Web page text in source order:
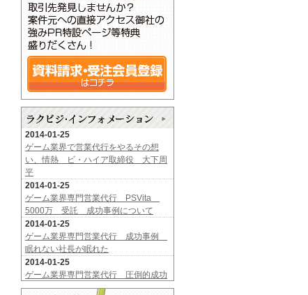
2014-01-25
ゲーム業界で営業代行をやるその想
い、情熱 ビ・ハイア取締役 大下周
平
2014-01-25
ゲーム業界専門営業代行 PSVita
5000万 受託 成功事例について
2014-01-25
ゲーム業界専門営業代行 成功事例
眠れない社長が眠れた
2014-01-25
ゲーム業界専門営業代行 圧倒的成功
事例